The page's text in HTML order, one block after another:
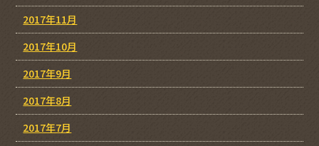
2017年11月
2017年10月
2017年9月
2017年8月
2017年7月